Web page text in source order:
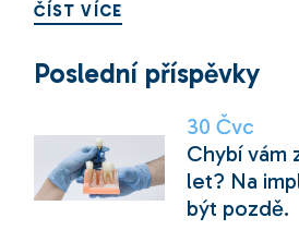
ČÍST VÍCE
Poslední příspěvky
30 Čvc
Chybí vám
let? Na
být pozdě.